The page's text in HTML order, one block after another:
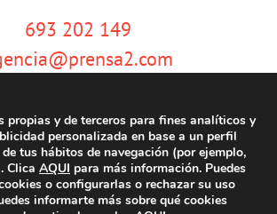
693 202 149
propias y de terceros para fines analíticos y
personalizada en base a un perfil
tus hábitos de navegación (por ejemplo,
Clica AQUI para más información. Puedes
o configurarlas o rechazar su uso
informarte más sobre qué cookies